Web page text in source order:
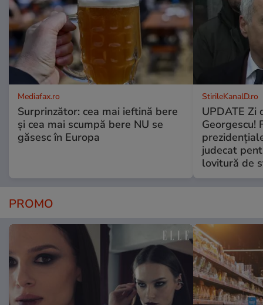
Mediafax.ro
Surprinzător: cea mai ieftină bere
și cea mai scumpă bere NU se
găsesc în Europa
StirileKanalD.ro
UPDATE Zi
Georgescu!
judecat
lovitură de
PROMO